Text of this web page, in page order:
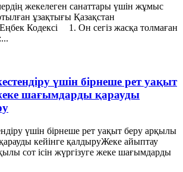
жекелеген санаттары үшін жұмыс
ұзақтығы Қазақстан
Кодексі 1. Он сегіз жасқа толмаған
үшін бірнеше рет уақыт
шағымдарды қарауды
үшін бірнеше рет уақыт беру арқылы
кейінге қалдыруЖеке айыптау
сот ісін жүргізуге жеке шағымдарды